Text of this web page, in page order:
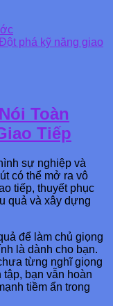
Toàn
Tiếp
sự nghiệp và
có thể mở ra vô
tiếp, thuyết phục
quả và xây dựng
để làm chủ giọng
là dành cho bạn.
từng nghĩ giọng
bạn vẫn hoàn
tiềm ẩn trong